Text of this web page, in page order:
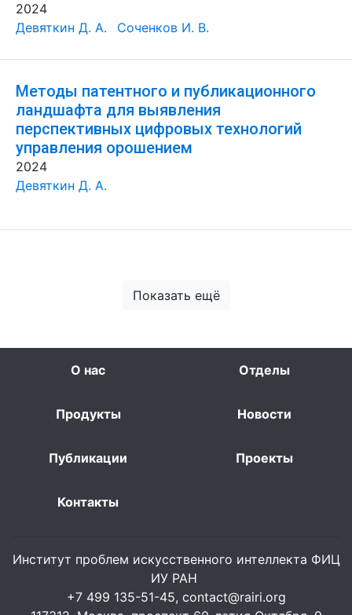
2024
Девяткин Д. А.
Соченков И. В.
Методы патентного и публикационного
ландшафта для выявления
перспективных цифровых технологий
управления орошением
2024
Девяткин Д. А.
Показать ещё
О нас Отделы
Продукты Новости
Публикации Проекты
Контакты
Институт проблем искусственного интеллекта ФИЦ
ИУ РАН
+7 499 135-51-45, contact@rairi.org